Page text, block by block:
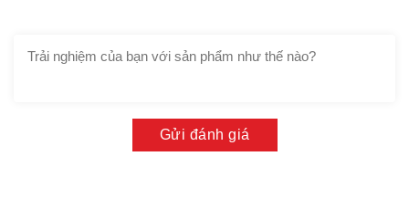
Gửi đánh giá